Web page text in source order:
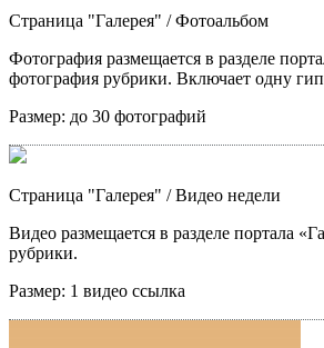
Страница "Галерея" / Фотоальбом
Фотография размещается в разделе
фотография рубрики. Включает одну
Размер: до 30 фотографий
Страница "Галерея" / Видео недели
Видео размещается в разделе портала
рубрики.
Размер: 1 видео ссылка